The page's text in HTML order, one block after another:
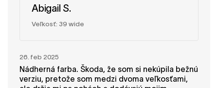
Abigail S.
Veľkosť: 39 wide
26. feb 2025
Nádherná farba. Škoda, že som si nekúpila bežnú
verziu, pretože som medzi dvoma veľkosťami,